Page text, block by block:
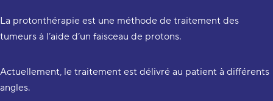
La protonthérapie est une méthode de traitement des
tumeurs à l’aide d’un faisceau de protons.
Actuellement, le traitement est délivré au patient à différents
angles.